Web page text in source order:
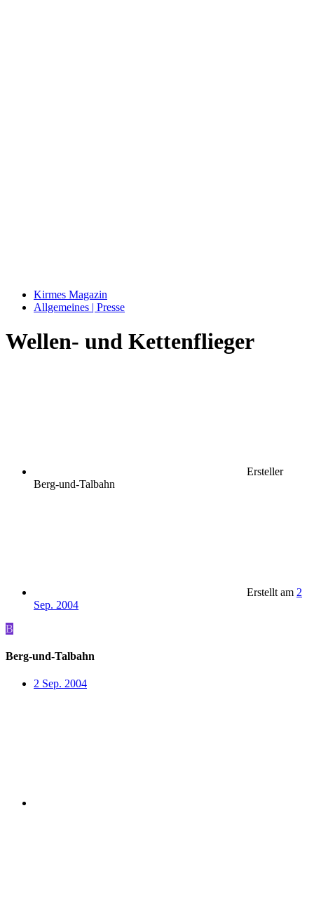
Kirmes Magazin
Allgemeines | Presse
Wellen- und Kettenflieger
Ersteller
Berg-und-Talbahn
Erstellt am 2
Sep. 2004
B
Berg-und-Talbahn
2 Sep. 2004